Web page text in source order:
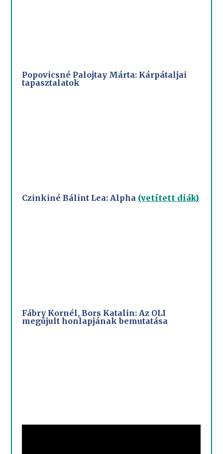
Popovicsné Palojtay Márta: Kárpátaljai
tapasztalatok
Czinkiné Bálint Lea: Alpha (vetített diák)
Fábry Kornél, Bors Katalin: Az OLI
megújult honlapjának bemutatása